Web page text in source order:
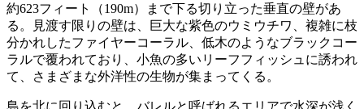
約623フィート（190m）まで下る切り立った垂直の壁があ
る。見渡す限りの壁は、巨大な紫色のウミウチワ、複雑に枝
分かれしたファイヤーコーラル、低木のようなブラックコー
ラルで覆われており、小魚の多いリーフフィッシュに誘われ
て、さまざまな外洋性の生物が集まってくる。